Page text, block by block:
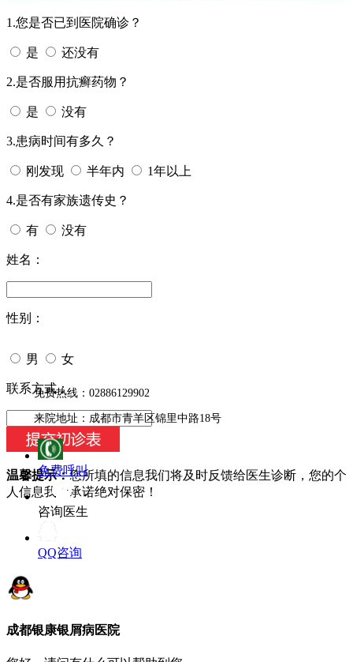
1.您是否已到医院确诊？
是 还没有
2.是否服用抗癣药物？
是 没有
3.患病时间有多久？
刚发现 半年内 1年以上
4.是否有家族遗传史？
有 没有
姓名：
性别：
男 女
今天日期：
联系方式：
温馨提示：您所填的信息我们将及时反馈给医生诊断，您的个
人信息我们承诺绝对保密！
免费热线：02886129902
来院地址：成都市青羊区锦里中路18号
免费呼叫
咨询医生
QQ咨询
成都银康银屑病医院